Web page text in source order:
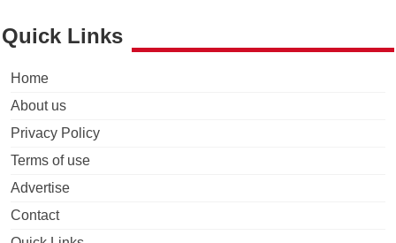
Quick Links
Home
About us
Privacy Policy
Terms of use
Advertise
Contact